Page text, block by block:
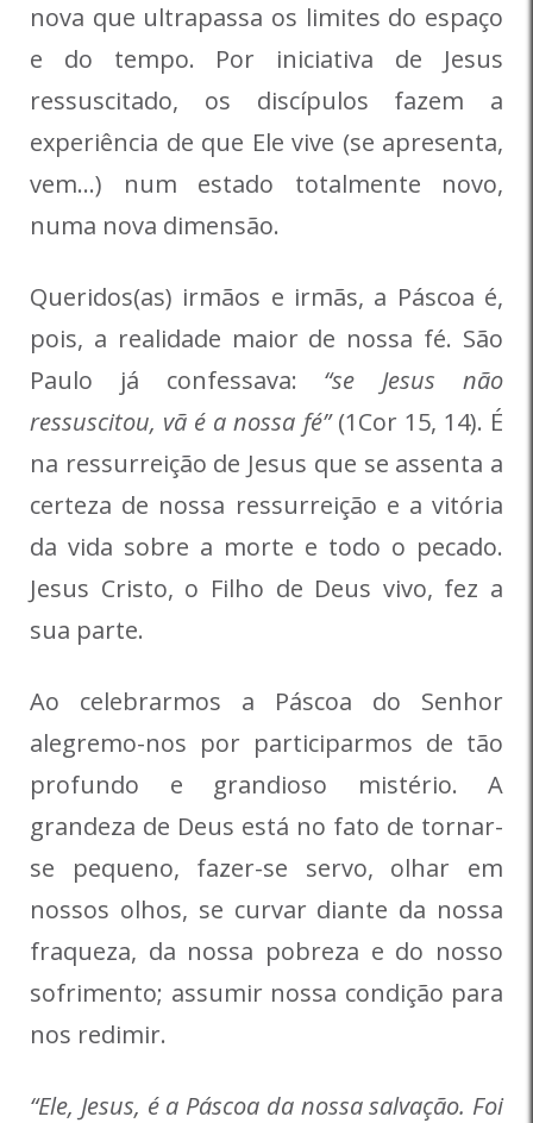
nova que ultrapassa os limites do espaço
e do tempo. Por iniciativa de Jesus
ressuscitado, os discípulos fazem a
experiência de que Ele vive (se apresenta,
vem…) num estado totalmente novo,
numa nova dimensão.
Queridos(as) irmãos e irmãs, a Páscoa é,
pois, a realidade maior de nossa fé. São
Paulo já confessava: “se Jesus não
ressuscitou, vã é a nossa fé”(1Cor 15, 14). É
na ressurreição de Jesus que se assenta a
certeza de nossa ressurreição e a vitória
da vida sobre a morte e todo o pecado.
Jesus Cristo, o Filho de Deus vivo, fez a
sua parte.
Ao celebrarmos a Páscoa do Senhor
alegremo-nos por participarmos de tão
profundo e grandioso mistério. A
grandeza de Deus está no fato de tornar-
se pequeno, fazer-se servo, olhar em
nossos olhos, se curvar diante da nossa
fraqueza, da nossa pobreza e do nosso
sofrimento; assumir nossa condição para
nos redimir.
“Ele, Jesus, é a Páscoa da nossa salvação. Foi